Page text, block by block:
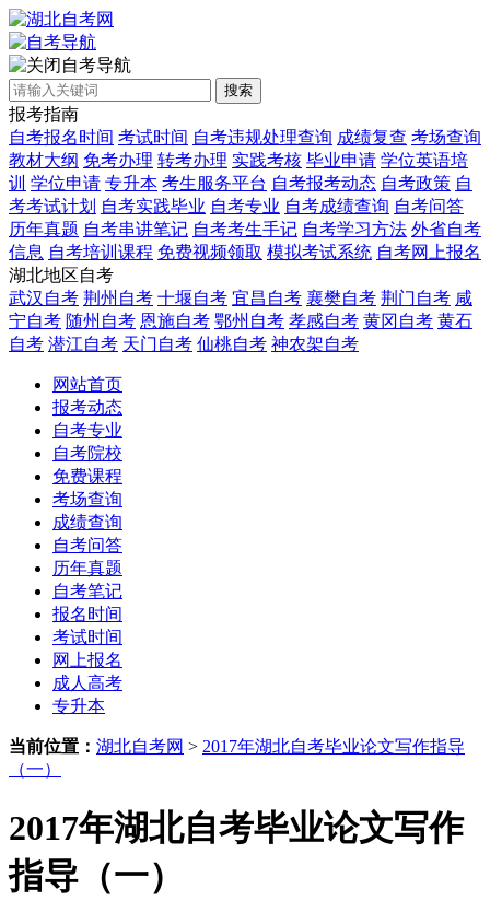
自考导航
搜索
报考指南
自考报名时间 考试时间 自考违规处理查询 成绩复查 考场查询
教材大纲 免考办理 转考办理 实践考核 毕业申请 学位英语培
训 学位申请 专升本 考生服务平台 自考报考动态 自考政策 自
考考试计划 自考实践毕业 自考专业 自考成绩查询 自考问答
历年真题 自考串讲笔记 自考考生手记 自考学习方法 外省自考
信息 自考培训课程 免费视频领取 模拟考试系统 自考网上报名
湖北地区自考
武汉自考 荆州自考 十堰自考 宜昌自考 襄樊自考 荆门自考 咸
宁自考 随州自考 恩施自考 鄂州自考 孝感自考 黄冈自考 黄石
自考 潜江自考 天门自考 仙桃自考 神农架自考
网站首页
报考动态
自考专业
自考院校
免费课程
考场查询
成绩查询
自考问答
历年真题
自考笔记
报名时间
考试时间
网上报名
成人高考
专升本
当前位置： 湖北自考网 > 2017年湖北自考毕业论文写作指导
（一）
2017年湖北自考毕业论文写作
指导（一）